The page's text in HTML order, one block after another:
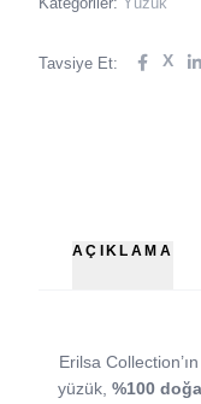
Tavsiye Et: X
AÇIKLAMA
Erilsa
yüzük, %100